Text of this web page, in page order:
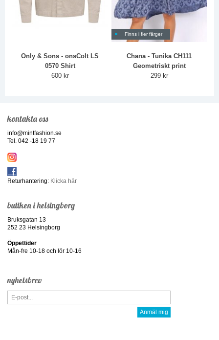
Only & Sons - onsColt LS
0570 Shirt
600 kr
Finns i fler färger
Chana - Tunika CH111
Geometriskt print
299 kr
kontakta oss
info@mintfashion.se
Tel. 042 -18 19 77
Returhantering: Klicka här
butiken i helsingborg
Bruksgatan 13
252 23 Helsingborg
Öppettider
Mån-fre 10-18 och lör 10-16
nyhetsbrev
Anmäl mig